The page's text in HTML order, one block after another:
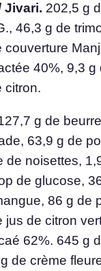
Jivari. 202,5 g
46,3 g de
40%, 9,3 g
citron.
g de
63,9 g de
de noisettes,
de glucose,
86 g de
de citron
62%. 645 g
de crème